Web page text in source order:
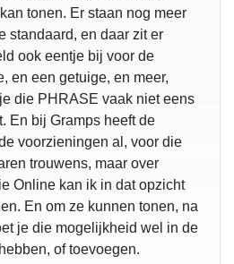
tonen. Er staan nog meer
standaard, en daar zit er
ook eentje bij voor de
en een getuige, en meer,
die PHRASE vaak niet eens
En bij Gramps heeft de
voorzieningen al, voor die
trouwens, maar over
Online kan ik in dat opzicht
En om ze kunnen tonen, na
je die mogelijkheid wel in de
of toevoegen.